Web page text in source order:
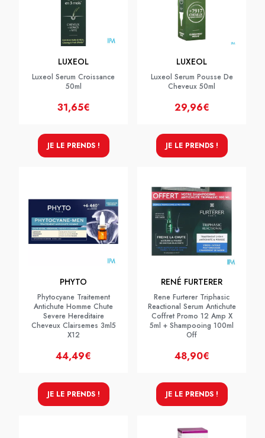
LUXEOL
Luxeol Serum Croissance
50ml
31,65€
JE LE PRENDS !
LUXEOL
Luxeol Serum Pousse De
Cheveux 50ml
29,96€
JE LE PRENDS !
PHYTO
Phytocyane Traitement
Antichute Homme Chute
Severe Hereditaire
Cheveux Clairsemes 3ml5
X12
44,49€
JE LE PRENDS !
RENÉ FURTERER
Rene Furterer Triphasic
Reactional Serum Antichute
Coffret Promo 12 Amp X
5ml + Shampooing 100ml
Off
48,90€
JE LE PRENDS !